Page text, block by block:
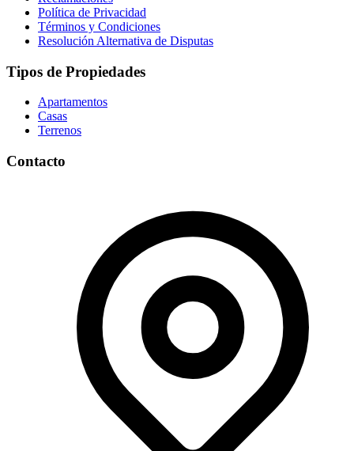
Política de Privacidad
Términos y Condiciones
Resolución Alternativa de Disputas
Tipos de Propiedades
Apartamentos
Casas
Terrenos
Contacto